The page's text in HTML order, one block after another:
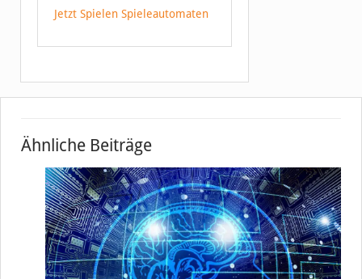
Jetzt Spielen Spieleautomaten
Ähnliche Beiträge